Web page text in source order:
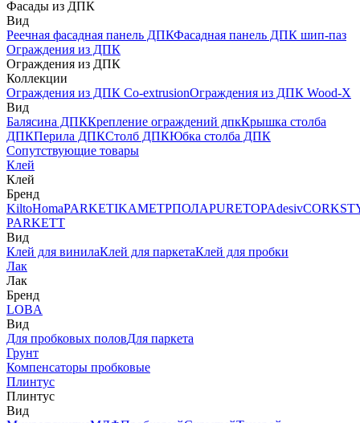
Фасады из ДПК
Вид
Реечная фасадная панель ДПКФасадная панель ДПК шип-паз
Ограждения из ДПК
Ограждения из ДПК
Коллекции
Ограждения из ДПК Co-extrusionОграждения из ДПК Wood-X
Вид
Балясина ДПККрепление ограждений дпкКрышка столба
ДПКПерила ДПКСтолб ДПКЮбка столба ДПК
Сопутствующие товары
Клей
Клей
Бренд
KiltoHomaPARKETIKAМЕТРПОЛАPURETOPAdesiv
PARKETT
Вид
Клей для винилаКлей для паркетаКлей для пробки
Лак
Лак
Бренд
LOBA
Вид
Для пробковых половДля паркета
Грунт
Компенсаторы пробковые
Плинтус
Плинтус
Вид